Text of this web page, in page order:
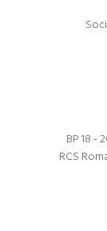
BP 18 -
RCS